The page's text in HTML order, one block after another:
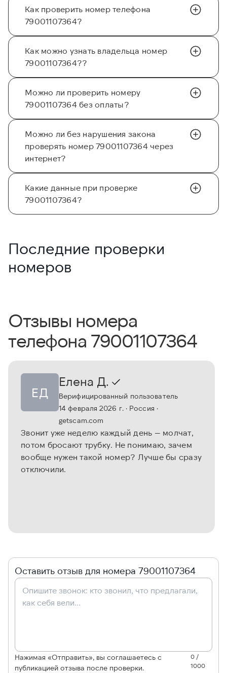
Как проверить номер телефона
79001107364?
Как можно узнать владельца номер
79001107364??
Можно ли проверить номеру
79001107364 без оплаты?
Можно ли без нарушения закона
проверять номер 79001107364 через
интернет?
Какие данные при проверке
79001107364?
Последние проверки
номеров
Отзывы номера
телефона 79001107364
ЕД
Елена Д.
Верифицированный пользователь
14 февраля 2026 г.· Россия ·
getscam.com
Звонит уже неделю каждый день — молчат,
потом бросают трубку. Не понимаю, зачем
вообще нужен такой номер? Лучше бы сразу
отключили.
Оставить отзыв для номера 79001107364
Нажимая «Отправить», вы соглашаетесь с
публикацией отзыва после проверки.
0 /
1000